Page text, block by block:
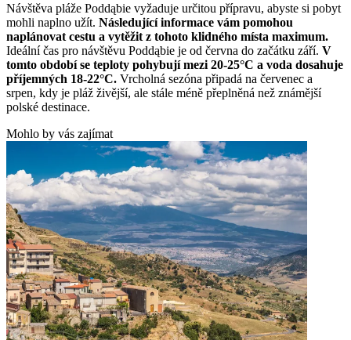
Návštěva pláže Poddąbie vyžaduje určitou přípravu, abyste si pobyt
mohli naplno užít. Následující informace vám pomohou
naplánovat cestu a vytěžit z tohoto klidného místa maximum.
Ideální čas pro návštěvu Poddąbie je od června do začátku září. V
tomto období se teploty pohybují mezi 20-25°C a voda dosahuje
příjemných 18-22°C. Vrcholná sezóna připadá na červenec a
srpen, kdy je pláž živější, ale stále méně přeplněná než známější
polské destinace.
Mohlo by vás zajímat